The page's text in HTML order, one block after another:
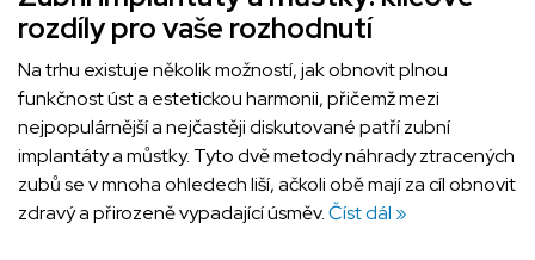
rozdíly pro vaše rozhodnutí
Na trhu existuje několik možností, jak obnovit plnou
funkčnost úst a estetickou harmonii, přičemž mezi
nejpopulárnější a nejčastěji diskutované patří zubní
implantáty a můstky. Tyto dvě metody náhrady ztracených
zubů se v mnoha ohledech liší, ačkoli obě mají za cíl obnovit
zdravý a přirozeně vypadající úsměv.Číst dál »